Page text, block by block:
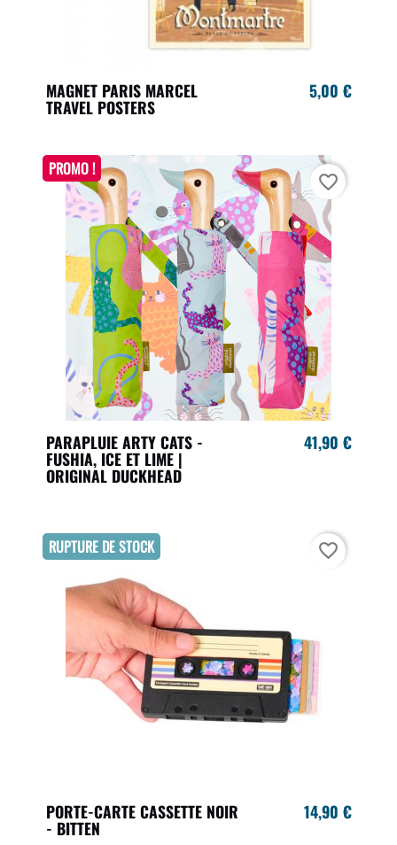
MAGNET PARIS MARCEL
TRAVEL POSTERS
5,00 €
PARAPLUIE ARTY CATS -
FUSHIA, ICE ET LIME |
ORIGINAL DUCKHEAD
41,90 €
PROMO !
favorite_border
PORTE-CARTE CASSETTE NOIR
- BITTEN
14,90 €
RUPTURE DE STOCK favorite_border